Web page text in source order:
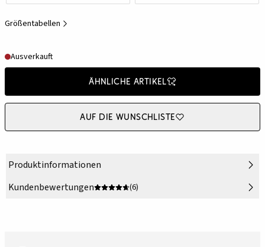
Größentabellen
Ausverkauft
Ähnliche Artikel
Auf die Wunschliste
Produktinformationen
Kundenbewertungen
(6)